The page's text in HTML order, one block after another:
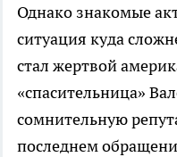
Однако знакомые
ситуация куда
стал жертвой
«спасительница»
сомнительную
последнем